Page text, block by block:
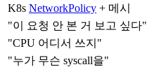
K8s NetworkPolicy + 메시
"이 요청 안 본 거 보고 싶다"
"CPU 어디서 쓰지"
"누가 무슨 syscall을"